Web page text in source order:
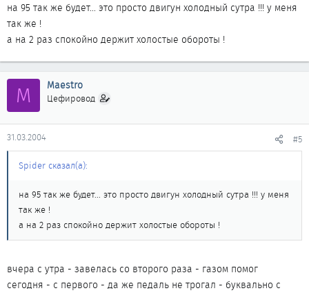
на 95 так же будет... это просто двигун холодный сутра !!! у меня
так же !
а на 2 раз спокойно держит холостые обороты !
M Maestro
Цефировод
31.03.2004 #5
Spider сказал(а):
на 95 так же будет... это просто двигун холодный сутра !!! у меня
так же !
а на 2 раз спокойно держит холостые обороты !
вчера с утра - завелась со второго раза - газом помог
сегодня - с первого - да же педаль не трогал - буквально с